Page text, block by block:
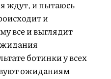
ждут, и пытаюсь
и
все и выглядит
ботинки у всех
ожиданиям